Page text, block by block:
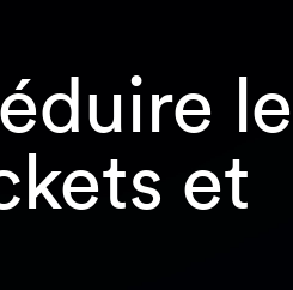
le
et